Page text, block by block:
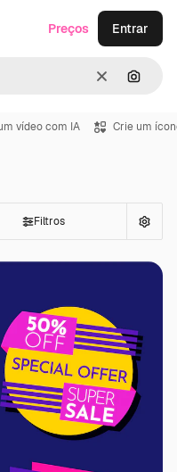
Limpar
Preços Entrar
vídeo com IA Crie um
Filtros